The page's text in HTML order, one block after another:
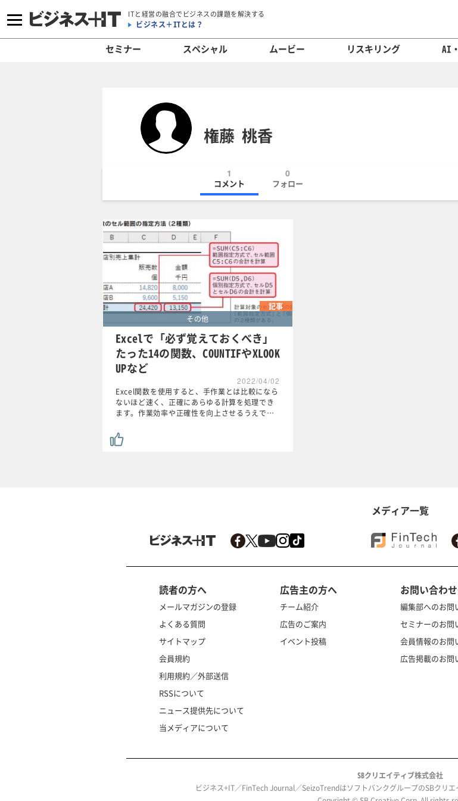
ITと経営の融合でビジネスの課題を解決する
ビジネス＋ITとは？
セミナー スペシャル ムービー リスキリング AI
権藤 桃香
1
コメント
0
フォロー
記事
その他
Excelで「必ず覚えておくべき」
たった14の関数、COUNTIFやXLOOK
UPなど
2022/04/02
Excel関数を使用すると、手作業とは比較になら
ないほど速く、正確にあらゆる計算を処理でき
ます。作業効率や正確性を向上させるうえで…
メディア一覧
読者の方へ
メールマガジンの登録
よくある質問
サイトマップ
会員規約
利用規約／外部送信
RSSについて
ニュース提供先について
当メディアについて
広告主の方へ
チーム紹介
広告のご案内
イベント投稿
お問い合わ
編集部へのお問
セミナーのお問
会員情報のお問
広告掲載のお問
SBクリエイティブ株式会社
ビジネス+IT／FinTech Journal／SeizoTrendはソフトバンクグループのSBクリエ